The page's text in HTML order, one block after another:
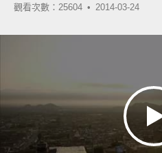
觀看次數：25604 • 2014-03-24